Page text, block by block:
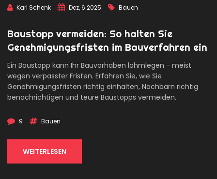
Karl Schenk Dez, 6 2025 Bauen
Baustopp vermeiden: So halten Sie
Genehmigungsfristen im Bauverfahren ein
Ein Baustopp kann Ihr Bauvorhaben lahmlegen - meist
wegen verpasster Fristen. Erfahren Sie, wie Sie
Genehmigungsfristen richtig einhalten, Nachbarn richtig
benachrichtigen und teure Baustopps vermeiden.
9 Bauen
WEITERLESEN